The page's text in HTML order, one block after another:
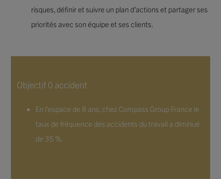
risques, définir et suivre un plan d’actions et partager ses
priorités avec son équipe et ses clients.
Objectif 0 accident
En l’espace de 8 ans, chez Compass Group France le
taux de fréquence des accidents du travail a diminué
de 35 %.